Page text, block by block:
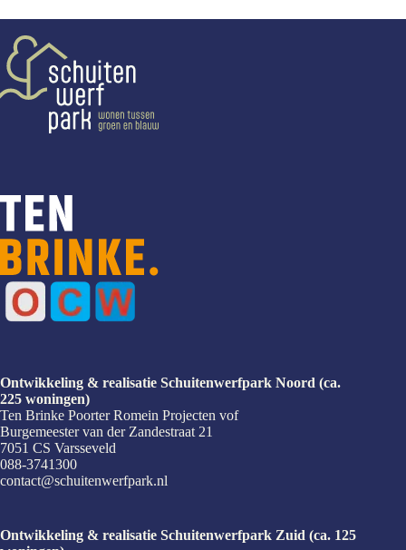
Ontwikkeling & realisatie Schuitenwerfpark Noord (ca.
225 woningen)
Ten Brinke Poorter Romein Projecten vof
Burgemeester van der Zandestraat 21
7051 CS Varsseveld
088-3741300
contact@schuitenwerfpark.nl
Ontwikkeling & realisatie Schuitenwerfpark Zuid (ca. 125